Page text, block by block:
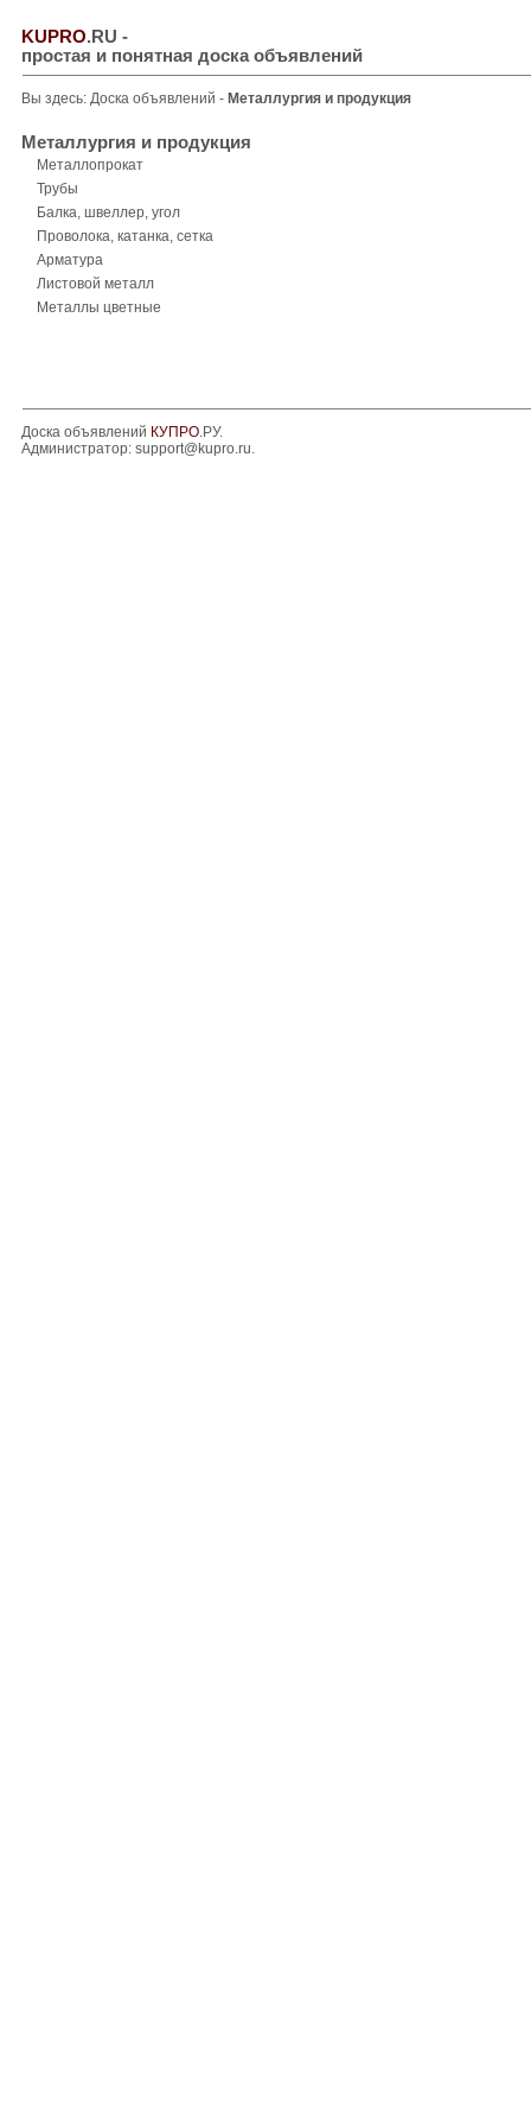
KUPRO.RU -
простая и понятная доска объявлений
Вы здесь: Доска объявлений - Металлургия и продукция
Металлургия и продукция
Металлопрокат
Трубы
Балка, швеллер, угол
Проволока, катанка, сетка
Арматура
Листовой металл
Металлы цветные
Доска объявлений КУПРО.РУ.
Администратор: support@kupro.ru.